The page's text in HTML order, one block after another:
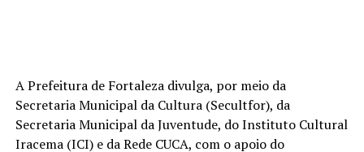
A Prefeitura de Fortaleza divulga, por meio da
Secretaria Municipal da Cultura (Secultfor), da
Secretaria Municipal da Juventude, do Instituto Cultural
Iracema (ICI) e da Rede CUCA, com o apoio do